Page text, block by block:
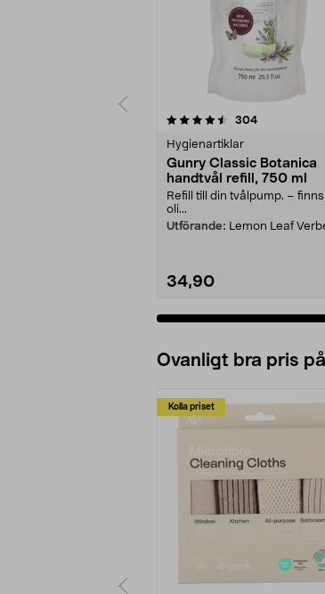
304recensioner
Hygienartiklar
Gunry Classic Botanica
handtvål refill, 750 ml
Refill till din tvålpump. –
oli...
Utförande: Lemon Leaf
34,90
4.5 av 5 stjärnor
Ovanligt bra pris
Kolla priset